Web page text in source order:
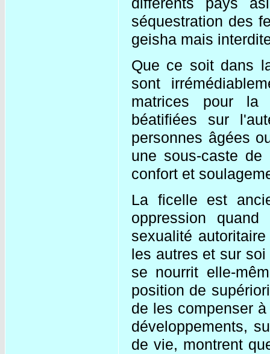
séquestration des
geisha mais
Que ce soit dans
sont
matrices pour la
béatifiées sur
personnes âgées
une sous-caste de
confort et
La ficelle est
oppression
sexualité
les autres et sur
se nourrit elle-
position de
de les compenser
développements,
de vie, montrent